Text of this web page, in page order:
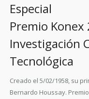
Especial
Premio Konex
Investigación
Tecnológica
Creado el 5/02/1958, su
Bernardo Houssay.